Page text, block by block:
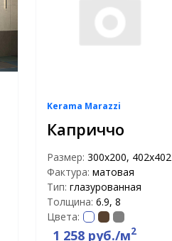
Kerama Marazzi
Каприччо
Размер: 300х200, 402х402
Фактура: матовая
Тип: глазурованная
Толщина: 6.9, 8
Цвета:
1 258 руб./м2